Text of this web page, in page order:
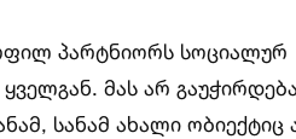
პარტნიორს სოციალურ
მას არ
სანამ ახალი ობიექტიც